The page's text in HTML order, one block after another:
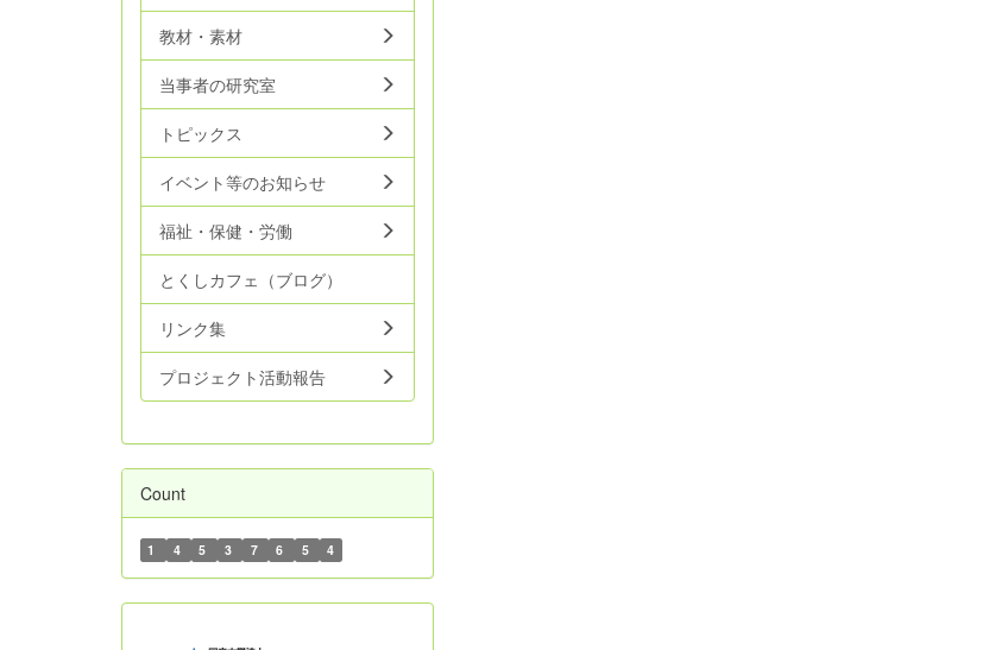
教材・素材
当事者の研究室
トピックス
イベント等のお知らせ
福祉・保健・労働
とくしカフェ（ブログ）
リンク集
プロジェクト活動報告
Count
1 4 5 3 7 6 5 4